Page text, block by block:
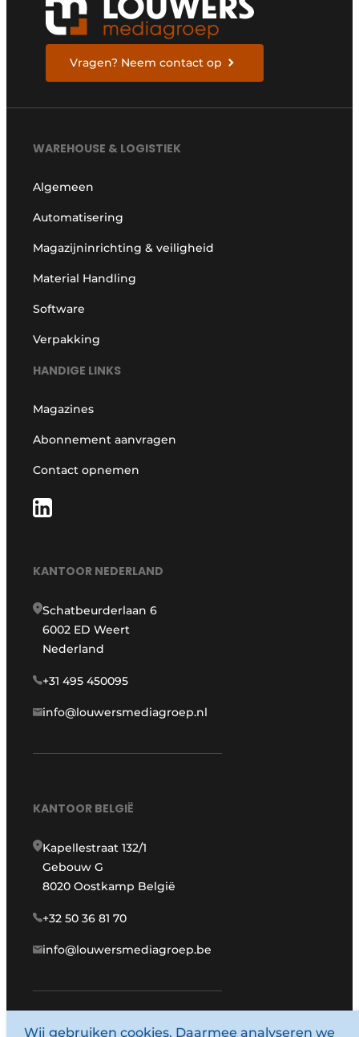
Vragen? Neem contact op
WAREHOUSE & LOGISTIEK
Algemeen
Automatisering
Magazijninrichting & veiligheid
Material Handling
Software
Verpakking
HANDIGE LINKS
Magazines
Abonnement aanvragen
Contact opnemen
KANTOOR NEDERLAND
Schatbeurderlaan 6
6002 ED Weert
Nederland
+31 495 450095
info@louwersmediagroep.nl
KANTOOR BELGIË
Kapellestraat 132/1
Gebouw G
8020 Oostkamp België
+32 50 36 81 70
info@louwersmediagroep.be
www.louwersmediagroep.com
Wij gebruiken cookies. Daarmee analyseren we